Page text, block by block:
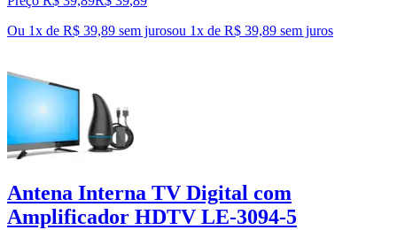
Ou 1x de R$ 39,89 sem jurosou 1x de R$ 39,89 sem juros
Antena Interna TV Digital com
Amplificador HDTV LE-3094-5